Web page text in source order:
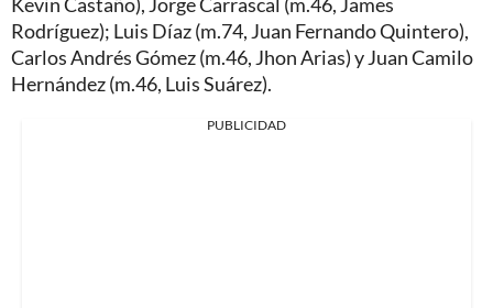
Rodríguez); Luis Díaz (m.74, Juan Fernando Quintero),
Carlos Andrés Gómez (m.46, Jhon Arias) y Juan Camilo
Hernández (m.46, Luis Suárez).
PUBLICIDAD